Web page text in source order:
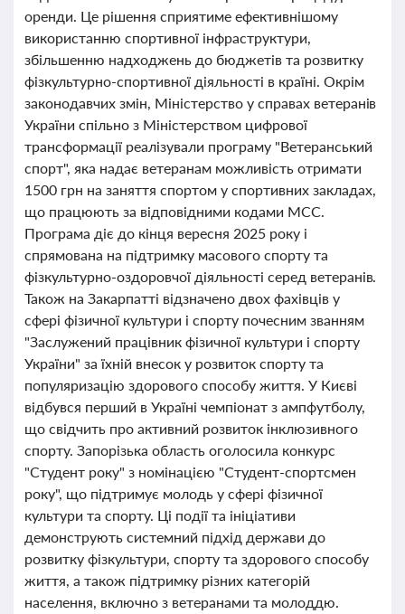
оренди. Це рішення сприятиме ефективнішому
використанню спортивної інфраструктури,
збільшенню надходжень до бюджетів та розвитку
фізкультурно-спортивної діяльності в країні. Окрім
законодавчих змін, Міністерство у справах ветеранів
України спільно з Міністерством цифрової
трансформації реалізували програму "Ветеранський
спорт", яка надає ветеранам можливість отримати
1500 грн на заняття спортом у спортивних закладах,
що працюють за відповідними кодами МСС.
Програма діє до кінця вересня 2025 року і
спрямована на підтримку масового спорту та
фізкультурно-оздоровчої діяльності серед ветеранів.
Також на Закарпатті відзначено двох фахівців у
сфері фізичної культури і спорту почесним званням
"Заслужений працівник фізичної культури і спорту
України" за їхній внесок у розвиток спорту та
популяризацію здорового способу життя. У Києві
відбувся перший в Україні чемпіонат з ампфутболу,
що свідчить про активний розвиток інклюзивного
спорту. Запорізька область оголосила конкурс
"Студент року" з номінацією "Студент-спортсмен
року", що підтримує молодь у сфері фізичної
культури та спорту. Ці події та ініціативи
демонструють системний підхід держави до
розвитку фізкультури, спорту та здорового способу
життя, а також підтримку різних категорій
населення, включно з ветеранами та молоддю.